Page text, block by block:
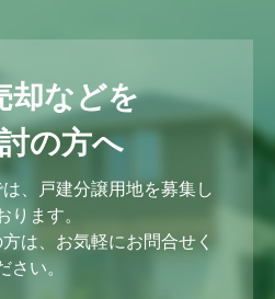
却などを
の方へ
、戸建分譲用地を募集し
ります。
は、お気軽にお問合せく
さい。